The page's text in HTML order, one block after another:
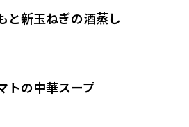
と新玉ねぎの酒蒸し
トの中華スープ